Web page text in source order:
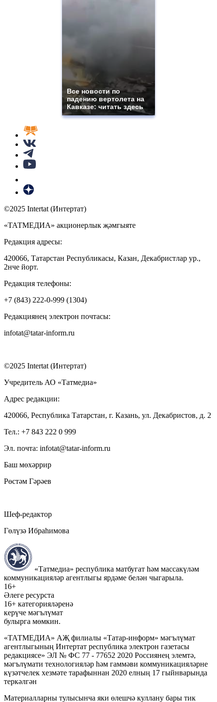
Все новости по
падению вертолета на
Кавказе: читать здесь
©2025 Intertat (Интертат)
«ТАТМЕДИА» акционерлык җәмгыяте
Редакция адресы:
420066, Татарстан Республикасы, Казан, Декабристлар ур.,
2нче йорт.
Редакция телефоны:
+7 (843) 222-0-999 (1304)
Редакциянең электрон почтасы:
infotat@tatar-inform.ru
©2025 Intertat (Интертат)
Учредитель АО «Татмедиа»
Адрес редакции:
420066, Республика Татарстан, г. Казань, ул. Декабристов, д. 2
Тел.: +7 843 222 0 999
Эл. почта: infotat@tatar-inform.ru
Баш мөхәррир
Рөстәм Гәрәев
Шеф-редактор
Гөлүзә Ибраһимова
«Татмедиа» республика матбугат һәм массакүләм
коммуникацияләр агентлыгы ярдәме белән чыгарыла.
16+
Әлеге ресурста
16+ категорияләренә
керүче мәгълүмат
булырга мөмкин.
«ТАТМЕДИА» АҖ филиалы «Татар-информ» мәгълүмат
агентлыгының Интертат республика электрон газетасы
редакциясе» ЭЛ № ФС 77 - 77652 2020 Россиянең элемтә,
мәгълүмати технологияләр һәм гаммәви коммуникацияләрне
күзәтчелек хезмәте тарафыннан 2020 елның 17 гыйнварында
теркәлгән
Материалларны тулысынча яки өлешчә куллану бары тик